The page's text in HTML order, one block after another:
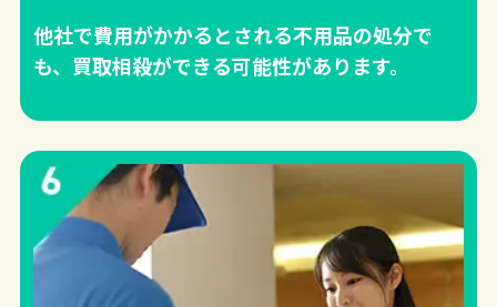
他社で費用がかかるとされる不用品の処分で
も、買取相殺ができる可能性があります。